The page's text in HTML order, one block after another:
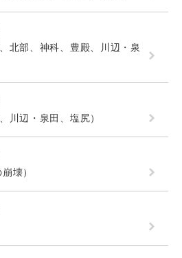
北部、神科、豊殿、川辺・泉
川辺・泉田、塩尻）
壊）